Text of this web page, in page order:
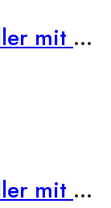
585er Gold Baby Schnuller mit Motiv Bär
585er Gold Baby Schnuller mit Motiv Auto